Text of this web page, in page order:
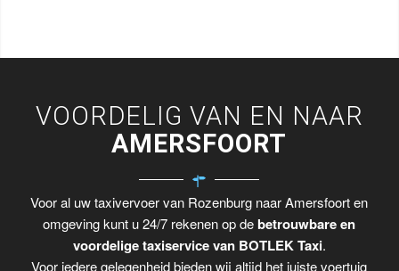
VOORDELIG VAN EN NAAR
AMERSFOORT
Voor al uw taxivervoer van Rozenburg naar Amersfoort en
omgeving kunt u 24/7 rekenen op debetrouwbare en
voordelige taxiservice van BOTLEK Taxi.
Voor iedere gelegenheid bieden wij altijd het juiste voertuig